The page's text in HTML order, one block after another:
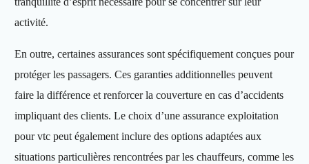
activité.
En outre, certaines assurances sont spécifiquement conçues pour
protéger les passagers. Ces garanties additionnelles peuvent
faire la différence et renforcer la couverture en cas d’accidents
impliquant des clients. Le choix d’une assurance exploitation
pour vtc peut également inclure des options adaptées aux
situations particulières rencontrées par les chauffeurs, comme les